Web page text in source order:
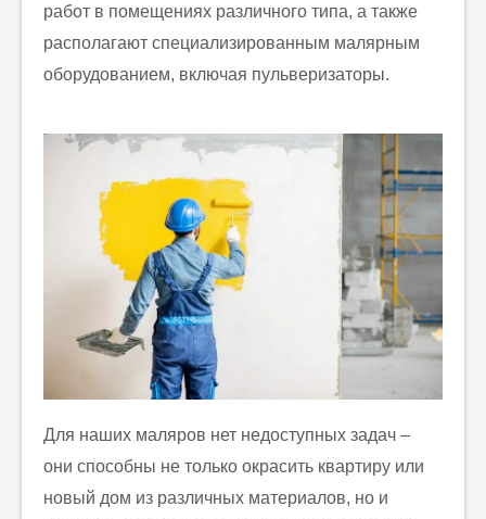
работ в помещениях различного типа, а также
располагают специализированным малярным
оборудованием, включая пульверизаторы.
Для наших маляров нет недоступных задач –
они способны не только окрасить квартиру или
новый дом из различных материалов, но и